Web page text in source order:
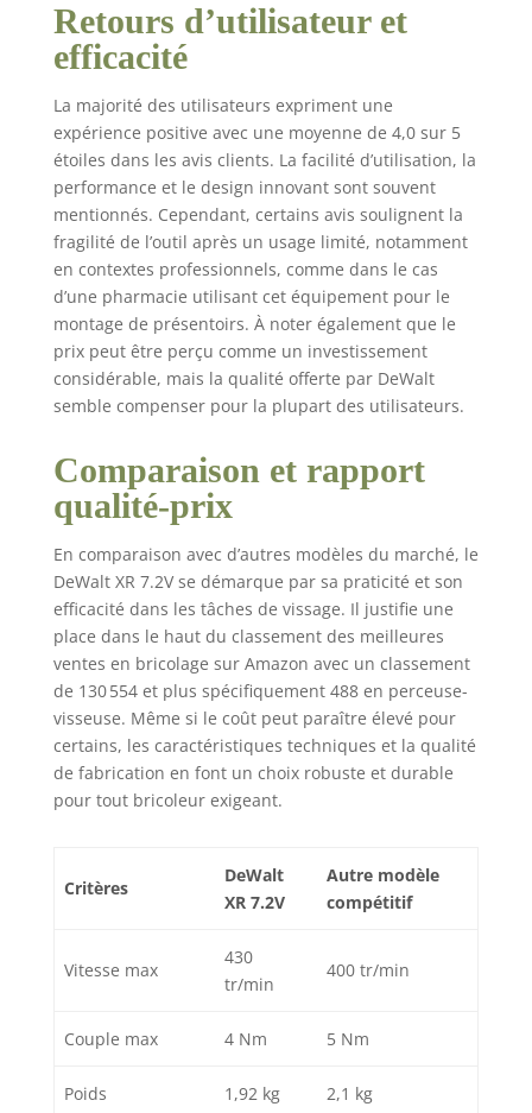
Retours d’utilisateur et
efficacité
La majorité des utilisateurs expriment une
expérience positive avec une moyenne de 4,0 sur 5
étoiles dans les avis clients. La facilité d’utilisation, la
performance et le design innovant sont souvent
mentionnés. Cependant, certains avis soulignent la
fragilité de l’outil après un usage limité, notamment
en contextes professionnels, comme dans le cas
d’une pharmacie utilisant cet équipement pour le
montage de présentoirs. À noter également que le
prix peut être perçu comme un investissement
considérable, mais la qualité offerte par DeWalt
semble compenser pour la plupart des utilisateurs.
Comparaison et rapport
qualité-prix
En comparaison avec d’autres modèles du marché, le
DeWalt XR 7.2V se démarque par sa praticité et son
efficacité dans les tâches de vissage. Il justifie une
place dans le haut du classement des meilleures
ventes en bricolage sur Amazon avec un classement
de 130 554 et plus spécifiquement 488 en perceuse-
visseuse. Même si le coût peut paraître élevé pour
certains, les caractéristiques techniques et la qualité
de fabrication en font un choix robuste et durable
pour tout bricoleur exigeant.
Critères
DeWalt
XR 7.2V
Autre modèle
compétitif
Vitesse max
430
tr/min
400 tr/min
Couple max 4 Nm 5 Nm
Poids 1,92 kg 2,1 kg